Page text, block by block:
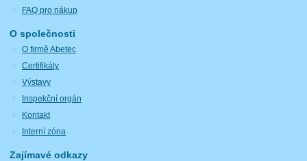
FAQ pro nákup
O společnosti
O firmě Abetec
Certifikáty
Výstavy
Inspekční orgán
Kontakt
Interní zóna
Zajímavé odkazy